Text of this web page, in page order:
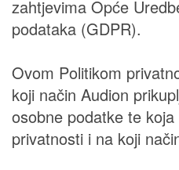
zahtjevima Opće
podataka (GDPR).
Ovom Politikom
koji način Audion
osobne podatke te
privatnosti i na koji